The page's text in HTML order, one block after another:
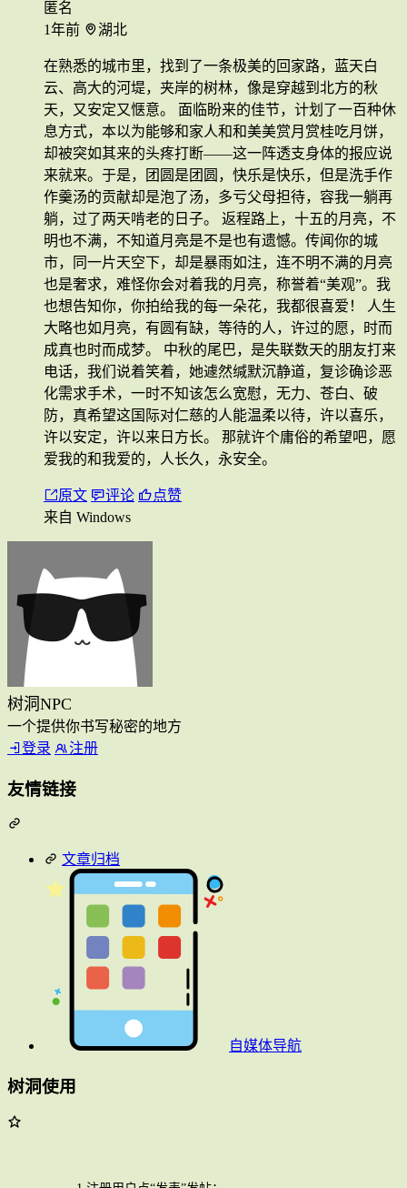
匿名
1年前
湖北
在熟悉的城市里，找到了一条极美的回家路，蓝天白
云、高大的河堤，夹岸的树林，像是穿越到北方的秋
天，又安定又惬意。 面临盼来的佳节，计划了一百种休
息方式，本以为能够和家人和和美美赏月赏桂吃月饼，
却被突如其来的头疼打断——这一阵透支身体的报应说
来就来。于是，团圆是团圆，快乐是快乐，但是洗手作
作羹汤的贡献却是泡了汤，多亏父母担待，容我一躺再
躺，过了两天啃老的日子。 返程路上，十五的月亮，不
明也不满，不知道月亮是不是也有遗憾。传闻你的城
市，同一片天空下，却是暴雨如注，连不明不满的月亮
也是奢求，难怪你会对着我的月亮，称誉着“美观”。我
也想告知你，你拍给我的每一朵花，我都很喜爱！ 人生
大略也如月亮，有圆有缺，等待的人，许过的愿，时而
成真也时而成梦。 中秋的尾巴，是失联数天的朋友打来
电话，我们说着笑着，她遽然缄默沉静道，复诊确诊恶
化需求手术，一时不知该怎么宽慰，无力、苍白、破
防，真希望这国际对仁慈的人能温柔以待，许以喜乐，
许以安定，许以来日方长。 那就许个庸俗的希望吧，愿
爱我的和我爱的，人长久，永安全。
原文 评论
点赞
来自 Windows
树洞NPC
一个提供你书写秘密的地方
登录
注册
友情链接
文章归档
自媒体导航
树洞使用